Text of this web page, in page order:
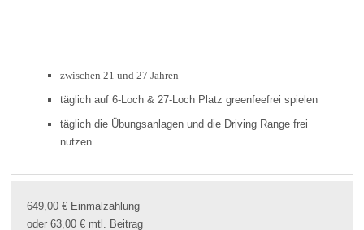
zwischen 21 und 27 Jahren
täglich auf 6-Loch & 27-Loch Platz greenfeefrei spielen
täglich die Übungsanlagen und die Driving Range frei
nutzen
649,00 € Einmalzahlung
oder 63,00 € mtl. Beitrag